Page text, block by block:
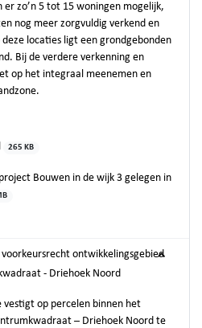
er zo’n 5 tot 15 woningen mogelijk,
nog meer zorgvuldig verkend en
locaties ligt een grondgebonden
Bij de verdere verkenning en
op het integraal meenemen en
265 KB
Bouwen in de wijk 3 gelegen in
voorkeursrecht ontwikkelingsgebied
- Driehoek Noord
vestigt op percelen binnen het
– Driehoek Noord te